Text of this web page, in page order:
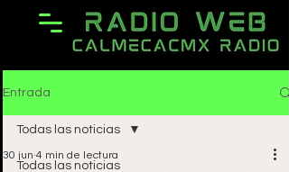
Entrada
Todas las noticias
Todas las noticias
30 jun 4 min de lectura